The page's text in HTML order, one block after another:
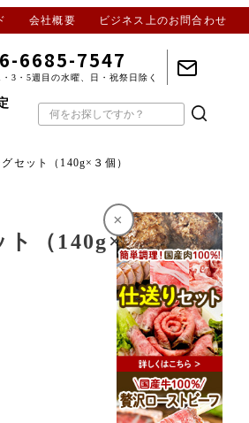
会社概要 ビジネス上のお問合わせ
6685-7547
3・5週目の水曜、日・祝祭日除く
×
セット（140g×３個）
ト（140g×３